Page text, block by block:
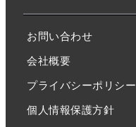
お問い合わせ
会社概要
プライバシーポリシー
個人情報保護方針